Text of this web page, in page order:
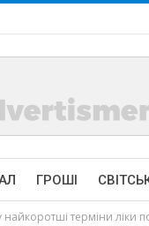
ГРОШІ
терміни ліки